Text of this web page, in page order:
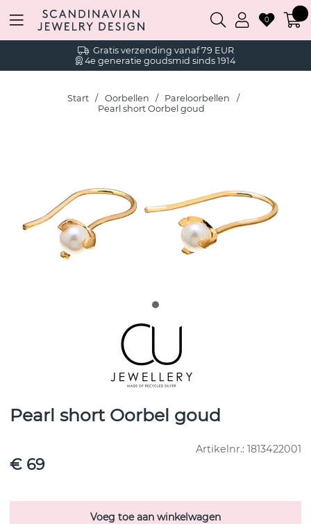
Gratis verzending vanaf 79 EUR
4e generatie goudsmid sinds 1914
0
Start Oorbellen
Pareloorbellen
Pearl short Oorbel goud
Pearl short Oorbel goud
Artikelnr.: 1813422001
€ 69
Voeg toe aan winkelwagen